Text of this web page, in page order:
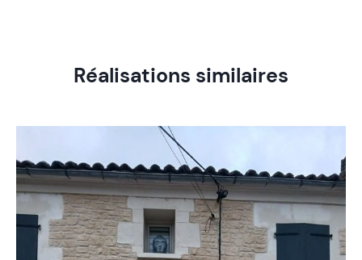
Réalisations similaires